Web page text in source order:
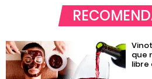
que
libre